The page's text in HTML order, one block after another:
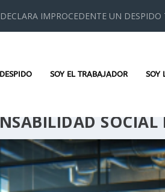
IMPROCEDENTE UN DESPIDO
DESPIDO SOY EL TRABAJADOR SOY
SOCIAL